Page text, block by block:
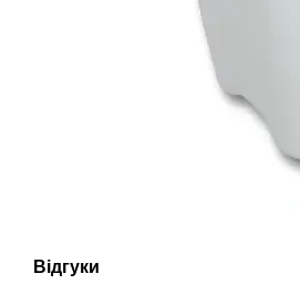
Відгуки